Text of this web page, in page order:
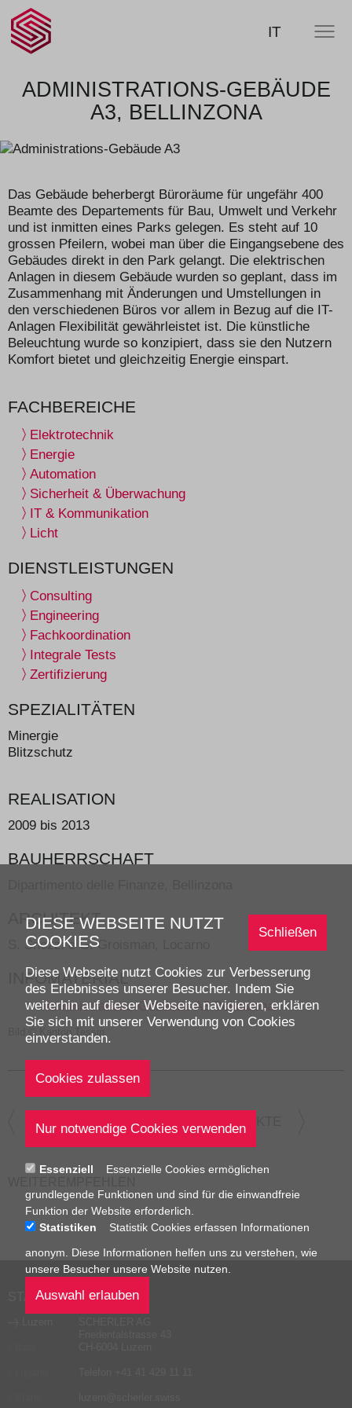
AG -
smart
engineering
SUCHEIT MENÜ
ADMINISTRATIONS-GEBÄUDE
A3, BELLINZONA
Das Gebäude beherbergt Büroräume für ungefähr 400
Beamte des Departements für Bau, Umwelt und Verkehr
und ist inmitten eines Parks gelegen. Es steht auf 10
grossen Pfeilern, wobei man über die Eingangsebene des
Gebäudes direkt in den Park gelangt. Die elektrischen
Anlagen in diesem Gebäude wurden so geplant, dass im
Zusammenhang mit Änderungen und Umstellungen in
den verschiedenen Büros vor allem in Bezug auf die IT-
Anlagen Flexibilität gewährleistet ist. Die künstliche
Beleuchtung wurde so konzipiert, dass sie den Nutzern
Komfort bietet und gleichzeitig Energie einspart.
FACHBEREICHE
Elektrotechnik
Energie
Automation
Sicherheit & Überwachung
IT & Kommunikation
Licht
DIENSTLEISTUNGEN
Consulting
Engineering
Fachkoordination
Integrale Tests
Zertifizierung
SPEZIALITÄTEN
Minergie
Blitzschutz
REALISATION
2009 bis 2013
BAUHERRSCHAFT
ARCHITEKT
S. Snozzi e G. Groisman, Locarno
INFOMATERIAL
Administrations-Gebäude A3 Bellinzona
Bild © Kanton Tessin
ZUR ÜBERSICHT PROJEKTE
STANDORTE
Schließen
DIESE WEBSEITE NUTZT
COOKIES
Diese Webseite nutzt Cookies zur Verbesserung
des Erlebnisses unserer Besucher. Indem Sie
weiterhin auf dieser Webseite navigieren, erklären
Sie sich mit unserer Verwendung von Cookies
einverstanden.
Essenziell
Essenzielle Cookies ermöglichen
grundlegende Funktionen und sind für die einwandfreie
Funktion der Website erforderlich.
Statistiken
Statistik Cookies erfassen Informationen
anonym. Diese Informationen helfen uns zu verstehen, wie
unsere Besucher unsere Website nutzen.